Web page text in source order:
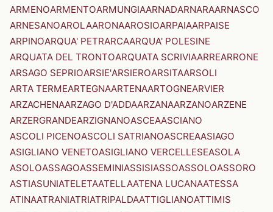
ARMENOARMENTOARMUNGIAARNADARNARAARNASCO
ARNESANOAROLAARONAAROSIOARPAIAARPAISE
ARPINOARQUA' PETRARCAARQUA' POLESINE
ARQUATA DEL TRONTOARQUATA SCRIVIAARREARRONE
ARSAGO SEPRIOARSIE'ARSIEROARSITAARSOLI
ARTA TERMEARTEGNAARTENAARTOGNEARVIER
ARZACHENAARZAGO D'ADDAARZANAARZANOARZENE
ARZERGRANDEARZIGNANOASCEAASCIANO
ASCOLI PICENOASCOLI SATRIANOASCREAASIAGO
ASIGLIANO VENETOASIGLIANO VERCELLESEASOLA
ASOLOASSAGOASSEMINIASSISIASSOASSOLOASSORO
ASTIASUNIATELETAATELLAATENA LUCANAATESSA
ATINAATRANIATRIATRIPALDAATTIGLIANOATTIMIS